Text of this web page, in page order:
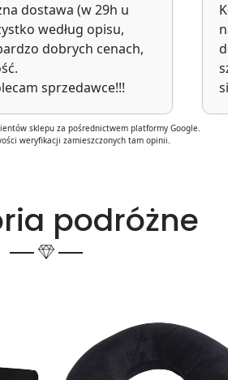
dostawa (w 29h u
według opisu,
dobrych cenach,
sprzedawce!!!
sklepu za pośrednictwem platformy Google.
weryfikacji zamieszczonych tam opinii.
podróżne